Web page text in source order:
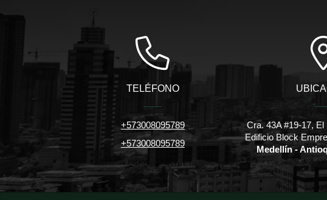
TELÉFONO
+573008095789
+573008095789
Cra. 43A #19-17,
Edificio Block
Medellín -